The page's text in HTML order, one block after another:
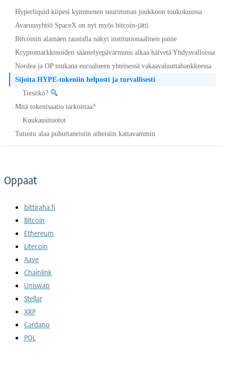
Hyperliquid kiipesi kymmenen suurimman joukkoon toukokuussa
Avaruusyhtiö SpaceX on nyt myös bitcoin-jätti
Bitcoinin alamäen taustalla näkyi institutionaalinen paine
Kryptomarkkinoiden sääntelyepävarmuus alkaa hälvetä Yhdysvalloissa
Nordea ja OP mukana euroalueen yhteisessä vakaavaluuttahankkeessa
Sijoita HYPE-tokeniin helposti ja turvallisesti
Tiesitkö?
Mitä tokenisaatio tarkoittaa?
Kuukausituotot
Tutustu alaa puhuttaneisiin aiheisiin kattavammin
Oppaat
bittiraha.fi
Bitcoin
Ethereum
Litecoin
Aave
Chainlink
Uniswap
Stellar
XRP
Cardano
POL